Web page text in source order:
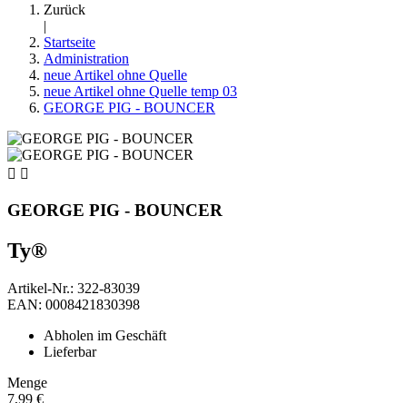
Zurück
|
Startseite
Administration
neue Artikel ohne Quelle
neue Artikel ohne Quelle temp 03
GEORGE PIG - BOUNCER
 
GEORGE PIG - BOUNCER
Ty®
Artikel-Nr.: 322-83039
EAN: 0008421830398
Abholen im Geschäft
Lieferbar
Menge
7,99 €